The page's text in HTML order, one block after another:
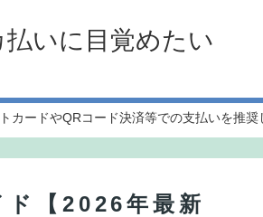
払いに目覚めたい
カードやQRコード決済等での支払いを推奨
ド【2026年最新